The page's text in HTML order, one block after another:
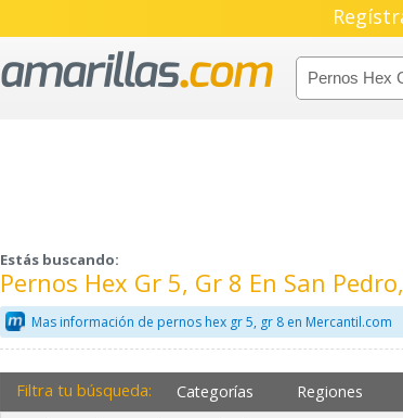
Estás buscando:
Pernos Hex Gr 5, Gr 8 En San
Mas información de pernos hex gr 5, gr 8 en Mercantil.com
Filtra tu búsqueda: Categorías Regiones